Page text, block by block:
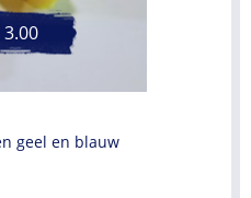
geel en blauw
3.00